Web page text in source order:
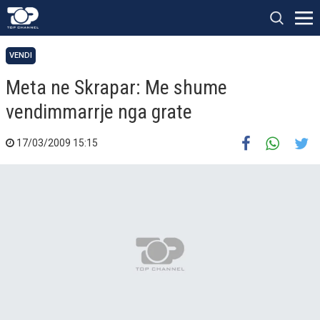
VENDI
Meta ne Skrapar: Me shume
vendimmarrje nga grate
17/03/2009 15:15